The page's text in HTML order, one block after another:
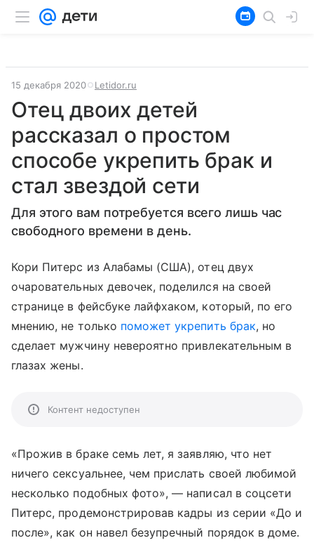
15 декабря 2020 Letidor.ru
Отец двоих детей
рассказал о простом
способе укрепить брак и
стал звездой сети
Для этого вам потребуется всего лишь час
свободного времени в день.
Кори Питерс из Алабамы (США), отец двух
очаровательных девочек, поделился на своей
странице в фейсбуке лайфхаком, который, по его
мнению, не только поможет укрепить брак, но
сделает мужчину невероятно привлекательным в
глазах жены.
Контент недоступен
«Прожив в браке семь лет, я заявляю, что нет
ничего сексуальнее, чем прислать своей любимой
несколько подобных фото», — написал в соцсети
Питерс, продемонстрировав кадры из серии «До и
после», как он навел безупречный порядок в доме.